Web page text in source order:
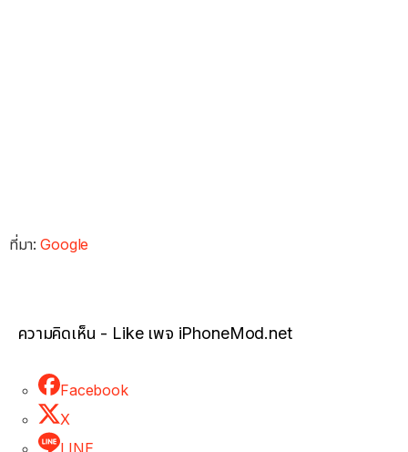
ที่มา:Google
ความคิดเห็น - Like เพจ iPhoneMod.net
Facebook
X
LINE